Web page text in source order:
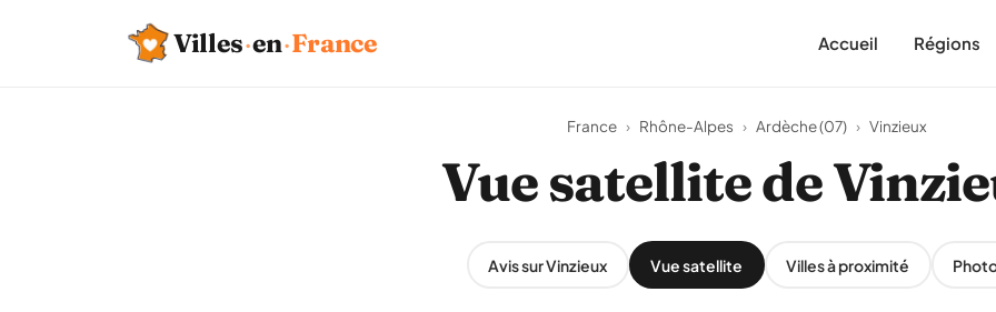
Villes·en·France Accueil Régions
France › Rhône-Alpes › Ardèche (07) › Vinzieux
Vue satellite de
Avis sur Vinzieux Vue satellite Villes à proximité